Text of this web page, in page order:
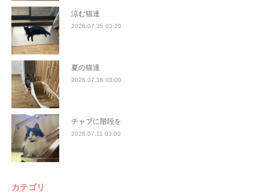
涼む猫達
2026.07.25 03:20
夏の猫達
2026.07.18 03:00
チャプに階段を
2026.07.11 03:00
カテゴリ